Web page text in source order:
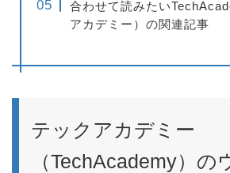
合わせて読みたい
アカデミー）の関連記事
テックアカデミー
（TechAcademy）の